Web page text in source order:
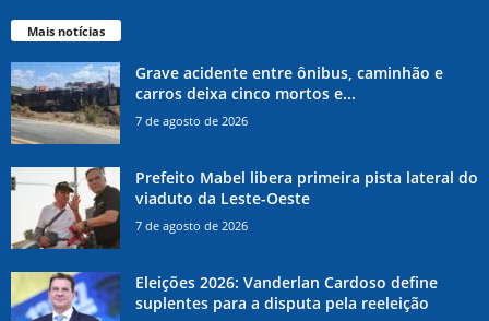
Mais notícias
Grave acidente entre ônibus, caminhão e
carros deixa cinco mortos e...
7 de agosto de 2026
Prefeito Mabel libera primeira pista lateral do
viaduto da Leste-Oeste
7 de agosto de 2026
Eleições 2026: Vanderlan Cardoso define
suplentes para a disputa pela reeleição